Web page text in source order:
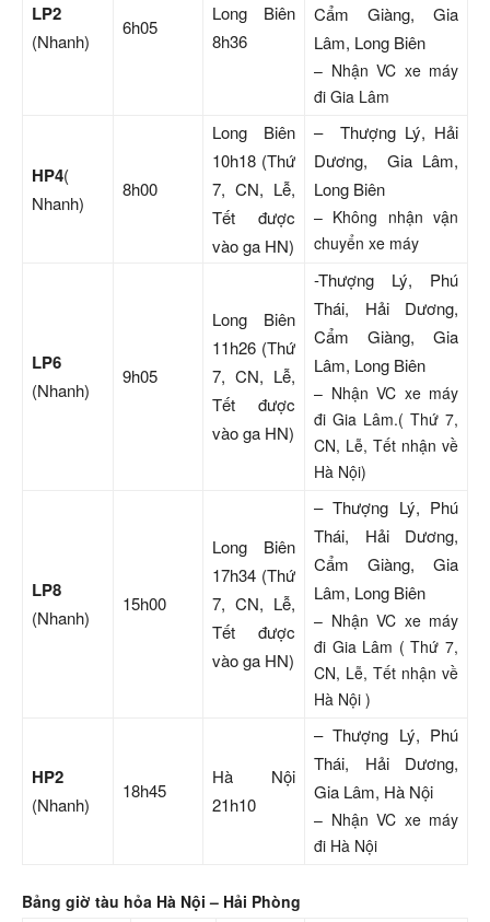
LP2
(Nhanh)
6h05
Long Biên
8h36
Cẩm Giàng, Gia
Lâm, Long Biên
– Nhận VC xe máy
đi Gia Lâm
HP4(
Nhanh)
8h00
Long Biên
10h18 (Thứ
7, CN, Lễ,
Tết được
vào ga HN)
– Thượng Lý, Hải
Dương, Gia Lâm,
Long Biên
– Không nhận vận
chuyển xe máy
LP6
(Nhanh)
9h05
Long Biên
11h26 (Thứ
7, CN, Lễ,
Tết được
vào ga HN)
-Thượng Lý, Phú
Thái, Hải Dương,
Cẩm Giàng, Gia
Lâm, Long Biên
– Nhận VC xe máy
đi Gia Lâm.( Thứ 7,
CN, Lễ, Tết nhận về
Hà Nội)
LP8
(Nhanh)
15h00
Long Biên
17h34 (Thứ
7, CN, Lễ,
Tết được
vào ga HN)
– Thượng Lý, Phú
Thái, Hải Dương,
Cẩm Giàng, Gia
Lâm, Long Biên
– Nhận VC xe máy
đi Gia Lâm ( Thứ 7,
CN, Lễ, Tết nhận về
Hà Nội )
HP2
(Nhanh)
18h45
Hà Nội
21h10
– Thượng Lý, Phú
Thái, Hải Dương,
Gia Lâm, Hà Nội
– Nhận VC xe máy
đi Hà Nội
Bảng giờ tàu hỏa Hà Nội – Hải Phòng